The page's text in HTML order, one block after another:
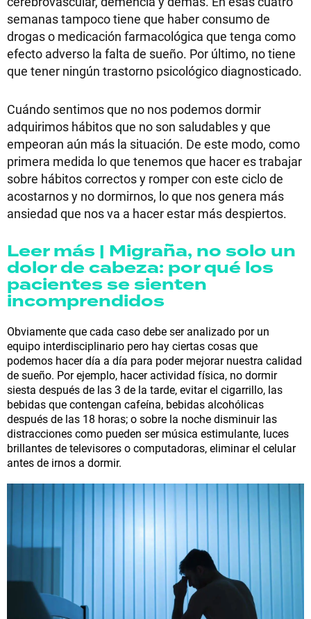
semanas tampoco tiene que haber consumo de
drogas o medicación farmacológica que tenga como
efecto adverso la falta de sueño. Por último, no tiene
que tener ningún trastorno psicológico diagnosticado.
Cuándo sentimos que no nos podemos dormir
adquirimos hábitos que no son saludables y que
empeoran aún más la situación. De este modo, como
primera medida lo que tenemos que hacer es trabajar
sobre hábitos correctos y romper con este ciclo de
acostarnos y no dormirnos, lo que nos genera más
ansiedad que nos va a hacer estar más despiertos.
Leer más | Migraña, no solo un
dolor de cabeza: por qué los
pacientes se sienten
incomprendidos
Obviamente que cada caso debe ser analizado por un
equipo interdisciplinario pero hay ciertas cosas que
podemos hacer día a día para poder mejorar nuestra calidad
de sueño. Por ejemplo, hacer actividad física, no dormir
siesta después de las 3 de la tarde, evitar el cigarrillo, las
bebidas que contengan cafeína, bebidas alcohólicas
después de las 18 horas; o sobre la noche disminuir las
distracciones como pueden ser música estimulante, luces
brillantes de televisores o computadoras, eliminar el celular
antes de irnos a dormir.